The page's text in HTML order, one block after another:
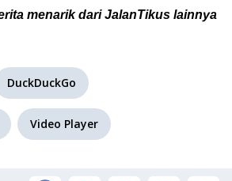
menarik dari JalanTikus lainnya
DuckDuckGo
Video Player